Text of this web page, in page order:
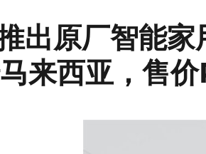
出原厂智能
来西亚，售